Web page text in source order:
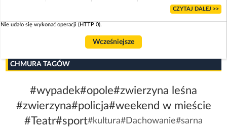
CZYTAJ DALEJ >>
Nie udało się wykonać operacji (HTTP 0).
Wcześniejsze
CHMURA TAGÓW
#wypadek#opole#zwierzyna leśna
#zwierzyna#policja#weekend w mieście
#Teatr#sport#kultura#Dachowanie#sarna